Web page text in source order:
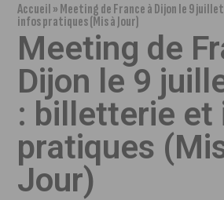
Accueil»Meeting de France à Dijon le 9
infos pratiques (Mis à Jour)
Meeting de
Dijon le 9
: billetterie et
pratiques
Jour)